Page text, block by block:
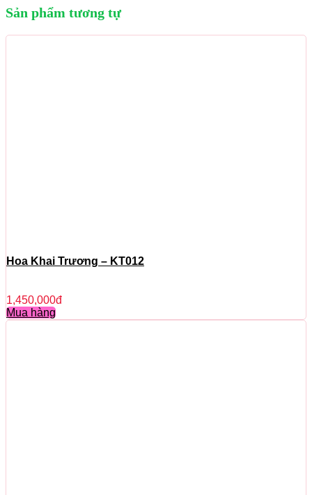
Sản phẩm tương tự
Hoa Khai Trương – KT012
1,450,000đ
Mua hàng